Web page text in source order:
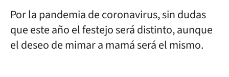
Por la pandemia de coronavirus, sin dudas
que este año el festejo será distinto, aunque
el deseo de mimar a mamá será el mismo.